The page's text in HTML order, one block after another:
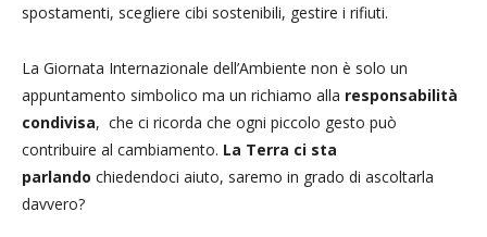
spostamenti, scegliere cibi sostenibili, gestire i rifiuti.
La Giornata Internazionale dell’Ambiente non è solo un
appuntamento simbolico ma un richiamo alla responsabilità
condivisa, che ci ricorda che ogni piccolo gesto può
contribuire al cambiamento. La Terra ci sta
parlando chiedendoci aiuto, saremo in grado di ascoltarla
davvero?